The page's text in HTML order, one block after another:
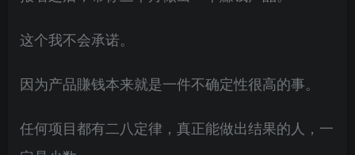
这个我不会承诺。
因为产品賺钱本来就是一件不确定性很高的事。
任何项目都有二八定律，真正能做出结果的人，一